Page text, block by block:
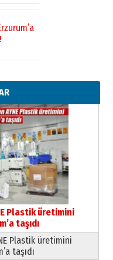
bir
ÖMÜR
Plastik üretimini
taşıdı
Plastik üretimini
taşıdı